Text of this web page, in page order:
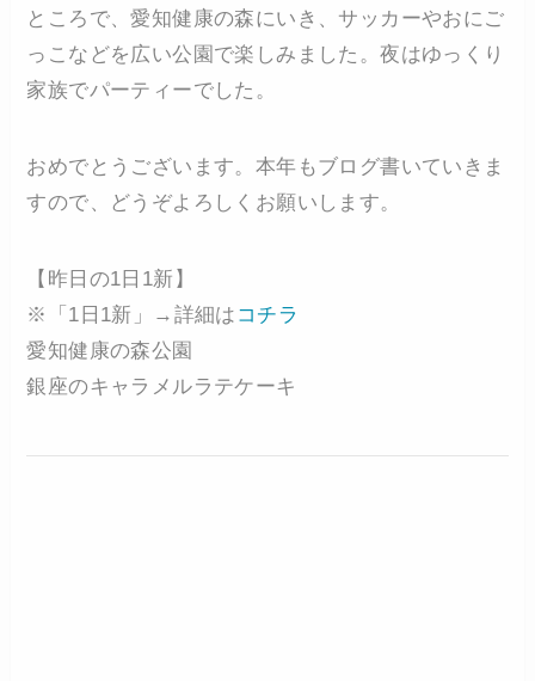
ところで、愛知健康の森にいき、サッカーやおにご
っこなどを広い公園で楽しみました。夜はゆっくり
家族でパーティーでした。
おめでとうございます。本年もブログ書いていきま
すので、どうぞよろしくお願いします。
【昨日の1日1新】
※「1日1新」→詳細は コチラ
愛知健康の森公園
銀座のキャラメルラテケーキ